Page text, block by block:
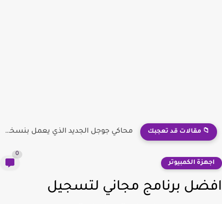
📁 مقالات قد تعجبك محاكي جوجل الجديد الذي يعمل بنسخة أندرويد 14
الكمبيوتر
برنامج مجاني لتسجيل